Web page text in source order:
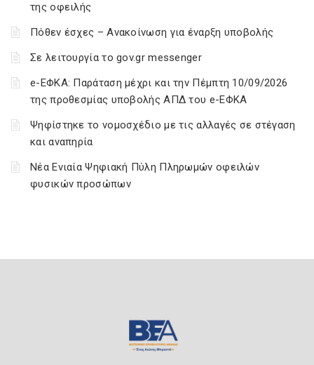
της οφειλής
Πόθεν έσχες – Ανακοίνωση για έναρξη υποβολής
Σε λειτουργία το gov.gr messenger
e-ΕΦΚΑ: Παράταση μέχρι και την Πέμπτη 10/09/2026
της προθεσμίας υποβολής ΑΠΔ του e-ΕΦΚΑ
Ψηφίστηκε το νομοσχέδιο με τις αλλαγές σε στέγαση
και αναπηρία
Νέα Ενιαία Ψηφιακή Πύλη Πληρωμών οφειλών
φυσικών προσώπων